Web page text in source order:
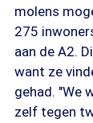
molens
275
aan de A2.
want ze
gehad. "We
zelf tegen